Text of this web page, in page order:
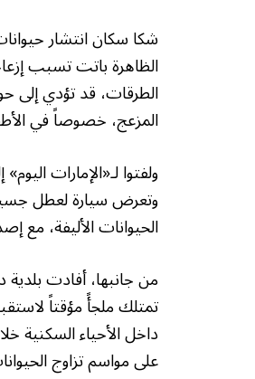
شكا سكان انتشار
الظاهرة باتت تسبب
الطرقات، قد تؤدي إلى
المزعج، خصوصاً في
ولفتوا لـ«الإمارات
وتعرض سيارة لعطل
الحيوانات الأليفة، مع
من جانبها، أفادت بلدية
تمتلك ملجأً مؤقتاً
داخل الأحياء السكنية
على مواسم تزاوج